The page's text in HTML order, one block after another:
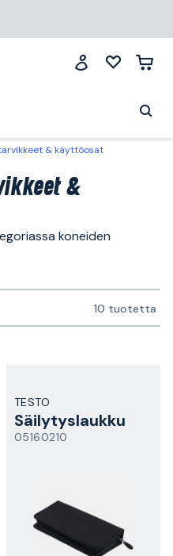
& käyttöosat
&
koneiden
10 tuotetta
TESTO
Säilytyslaukku
05160210